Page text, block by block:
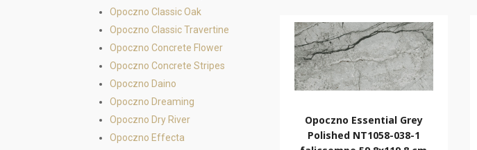
Opoczno Essential Grey
Polished NT1058-038-1
Opoczno Classic Oak
Opoczno Classic Travertine
Opoczno Concrete Flower
Opoczno Concrete Stripes
Opoczno Daino
Opoczno Dreaming
Opoczno Dry River
Opoczno Effecta